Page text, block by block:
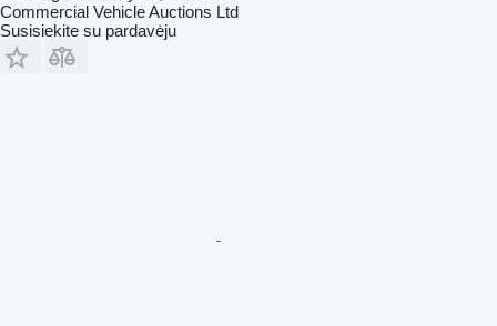
Commercial Vehicle Auctions Ltd
Susisiekite su pardavėju